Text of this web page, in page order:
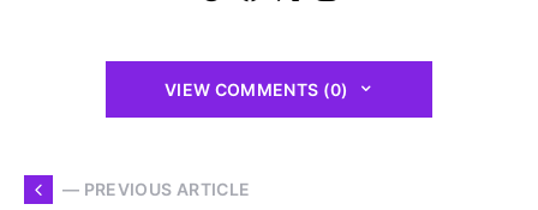
VIEW COMMENTS (0)
— PREVIOUS ARTICLE